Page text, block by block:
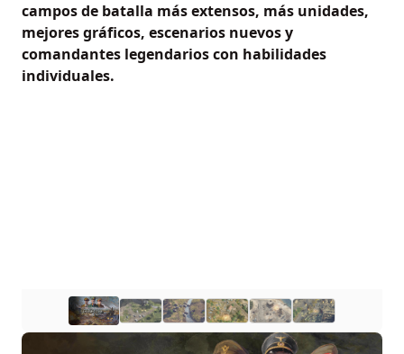
campos de batalla más extensos, más unidades,
mejores gráficos, escenarios nuevos y
comandantes legendarios con habilidades
individuales.